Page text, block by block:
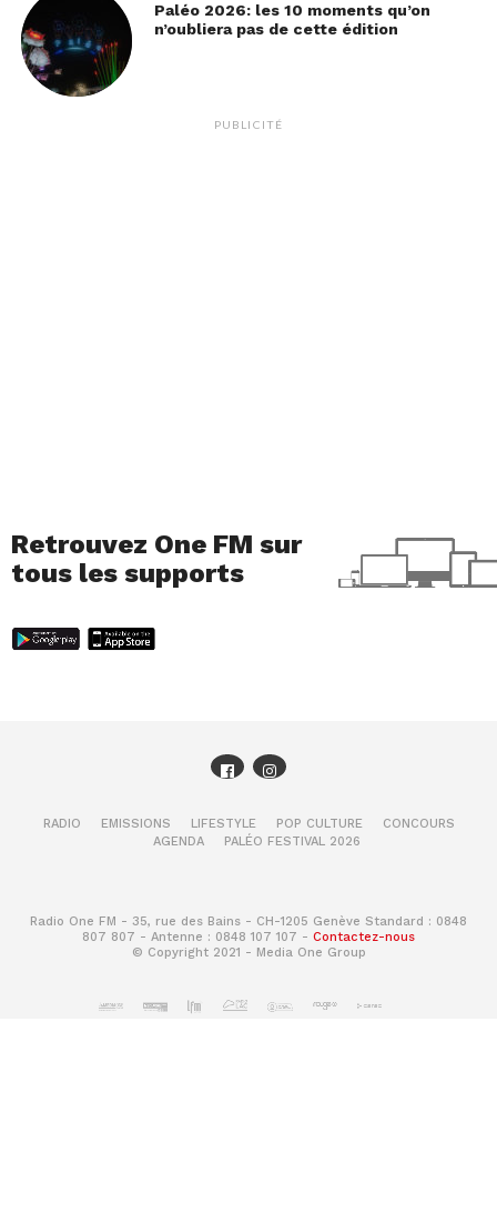
Paléo 2026: les 10 moments qu’on
n’oubliera pas de cette édition
PUBLICITÉ
Retrouvez One FM sur
tous les supports
RADIO EMISSIONS LIFESTYLE POP CULTURE
CONCOURS
AGENDA
PALÉO FESTIVAL 2026
Radio One FM - 35, rue des Bains - CH-1205 Genève Standard : 0848
807 807 - Antenne : 0848 107 107 - Contactez-nous
© Copyright 2021 - Media One Group